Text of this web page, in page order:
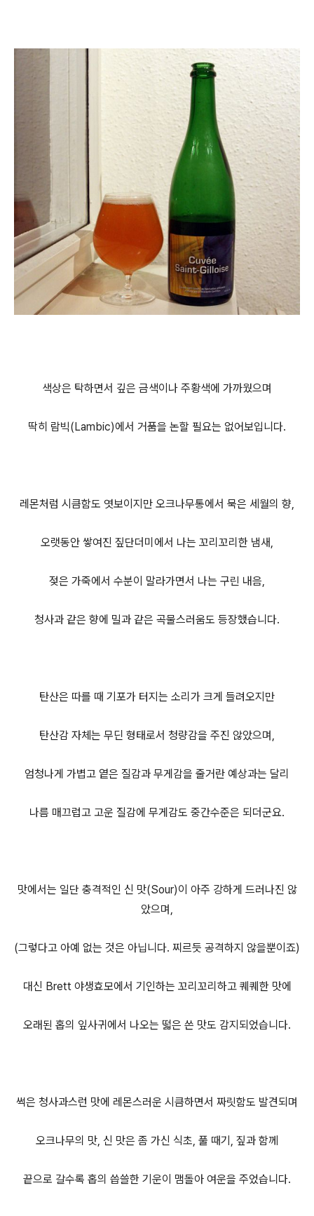
색상은 탁하면서 깊은 금색이나 주황색에 가까웠으며
딱히 람빅(Lambic)에서 거품을 논할 필요는 없어보입니다.
레몬처럼 시큼함도 엿보이지만 오크나무통에서 묵은 세월의 향,
오랫동안 쌓여진 짚단더미에서 나는 꼬리꼬리한 냄새,
젖은 가죽에서 수분이 말라가면서 나는 구린 내음,
청사과 같은 향에 밀과 같은 곡물스러움도 등장했습니다.
탄산은 따를 때 기포가 터지는 소리가 크게 들려오지만
탄산감 자체는 무딘 형태로서 청량감을 주진 않았으며,
엄청나게 가볍고 옅은 질감과 무게감을 줄거란 예상과는 달리
나름 매끄럽고 고운 질감에 무게감도 중간수준은 되더군요.
맛에서는 일단 충격적인 신 맛(Sour)이 아주 강하게 드러나진 않
았으며,
(그렇다고 아예 없는 것은 아닙니다. 찌르듯 공격하지 않을뿐이죠)
대신 Brett 야생효모에서 기인하는 꼬리꼬리하고 퀘퀘한 맛에
오래된 홉의 잎사귀에서 나오는 떫은 쓴 맛도 감지되었습니다.
썩은 청사과스런 맛에 레몬스러운 시큼하면서 짜릿함도 발견되며
오크나무의 맛, 신 맛은 좀 가신 식초, 풀 때기, 짚과 함께
끝으로 갈수록 홉의 씁쓸한 기운이 맴돌아 여운을 주었습니다.